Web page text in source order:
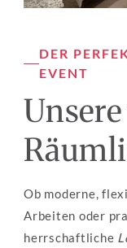
DER
EVENT
Ob moderne,
Arbeiten oder
herrschaftliche